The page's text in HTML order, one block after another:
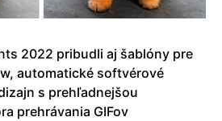
2022 pribudli aj šablóny pre
automatické softvérové
s prehľadnejšou
prehrávania GIFov